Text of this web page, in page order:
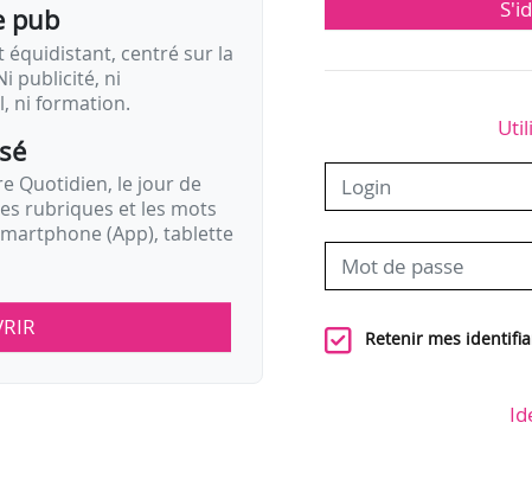
pub
équidistant, centré sur la
publicité, ni
ni formation.
Quotidien, le jour de
rubriques et les mots
(App), tablette
Retenir mes